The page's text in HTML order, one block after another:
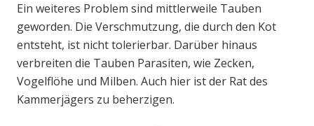
Ein weiteres Problem sind mittlerweile Tauben
geworden. Die Verschmutzung, die durch den Kot
entsteht, ist nicht tolerierbar. Darüber hinaus
verbreiten die Tauben Parasiten, wie Zecken,
Vogelflöhe und Milben. Auch hier ist der Rat des
Kammerjägers zu beherzigen.